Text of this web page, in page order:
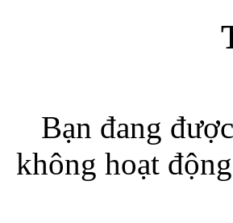
Bạn đang
không hoạt